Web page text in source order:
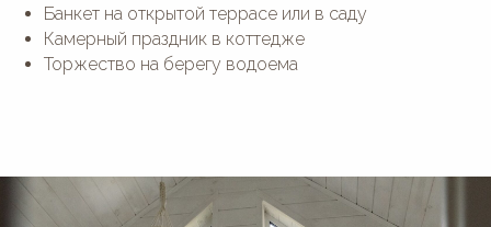
Банкет на открытой террасе или в саду
Камерный праздник в коттедже
Торжество на берегу водоема